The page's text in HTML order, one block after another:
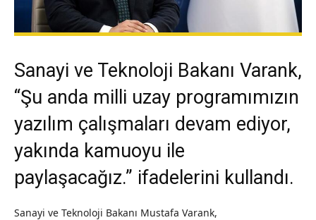
Sanayi ve Teknoloji Bakanı Varank,
“Şu anda milli uzay programımızın
yazılım çalışmaları devam ediyor,
yakında kamuoyu ile
paylaşacağız.” ifadelerini kullandı.
Sanayi ve Teknoloji Bakanı Mustafa Varank,